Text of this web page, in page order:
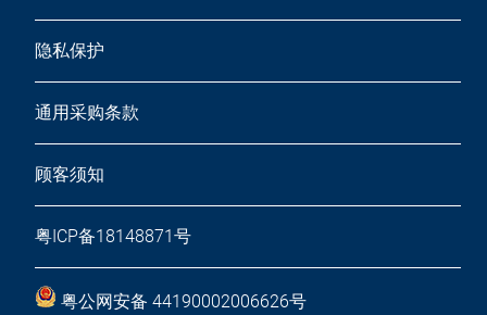
隐私保护
通用采购条款
顾客须知
粤ICP备18148871号
粤公网安备 44190002006626号